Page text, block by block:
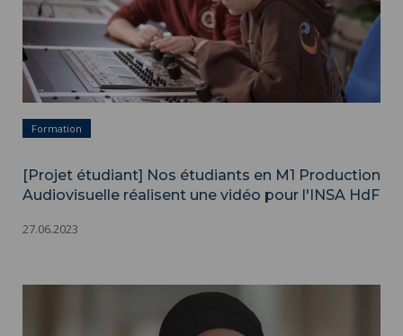
Formation
[Projet étudiant] Nos étudiants en M1 Production
Audiovisuelle réalisent une vidéo pour l'INSA HdF
27.06.2023